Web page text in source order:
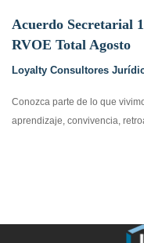
Acuerdo Secretarial
RVOE Total Agosto
Loyalty Consultores
Conozca parte de lo que
aprendizaje, convivencia,